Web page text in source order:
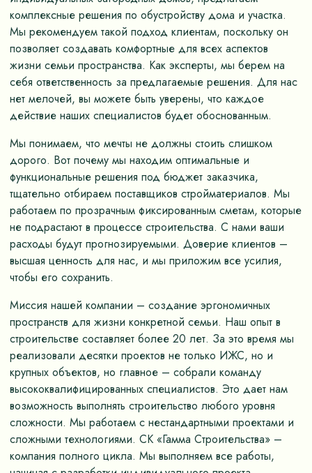
комплексные решения по обустройству дома и участка.
Мы рекомендуем такой подход клиентам, поскольку он
позволяет создавать комфортные для всех аспектов
жизни семьи пространства. Как эксперты, мы берем на
себя ответственность за предлагаемые решения. Для нас
нет мелочей, вы можете быть уверены, что каждое
действие наших специалистов будет обоснованным.
Мы понимаем, что мечты не должны стоить слишком
дорого. Вот почему мы находим оптимальные и
функциональные решения под бюджет заказчика,
тщательно отбираем поставщиков стройматериалов. Мы
работаем по прозрачным фиксированным сметам, которые
не подрастают в процессе строительства. С нами ваши
расходы будут прогнозируемыми. Доверие клиентов –
высшая ценность для нас, и мы приложим все усилия,
чтобы его сохранить.
Миссия нашей компании – создание эргономичных
пространств для жизни конкретной семьи. Наш опыт в
строительстве составляет более 20 лет. За это время мы
реализовали десятки проектов не только ИЖС, но и
крупных объектов, но главное – собрали команду
высококвалифицированных специалистов. Это дает нам
возможность выполнять строительство любого уровня
сложности. Мы работаем с нестандартными проектами и
сложными технологиями. СК «Гамма Строительства» –
компания полного цикла. Мы выполняем все работы,